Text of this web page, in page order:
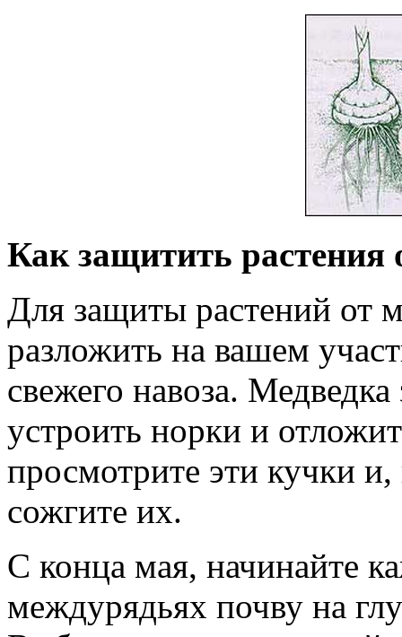
Как защитить растения
Для защиты растений от
разложить на вашем
свежего навоза.
устроить норки и
просмотрите эти кучки
сожгите их.
С конца мая, начинайте
междурядьях почву на